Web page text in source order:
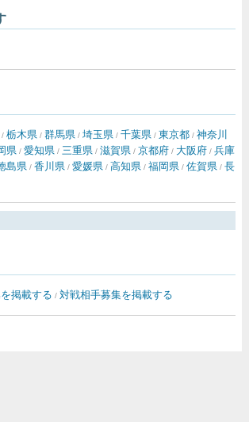
/ 栃木県 / 群馬県 / 埼玉県 / 千葉県 / 東京都 / 神奈川
県 / 愛知県 / 三重県 / 滋賀県 / 京都府 / 大阪府 / 兵庫
島県 / 香川県 / 愛媛県 / 高知県 / 福岡県 / 佐賀県 / 長
掲載する / 対戦相手募集を掲載する